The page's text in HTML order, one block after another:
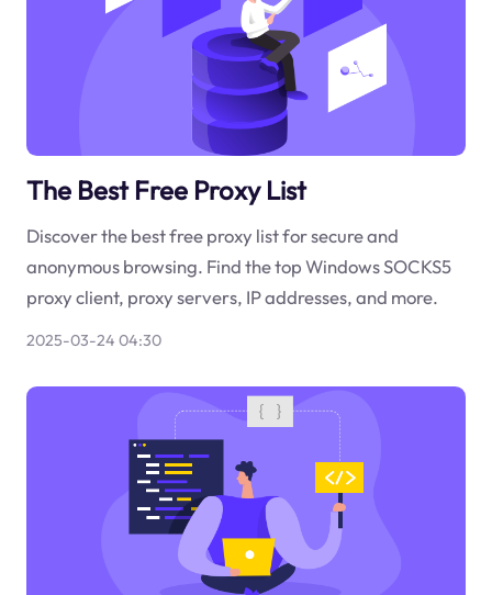
The Best Free Proxy List
Discover the best free proxy list for secure and
anonymous browsing. Find the top Windows SOCKS5
proxy client, proxy servers, IP addresses, and more.
2025-03-24 04:30